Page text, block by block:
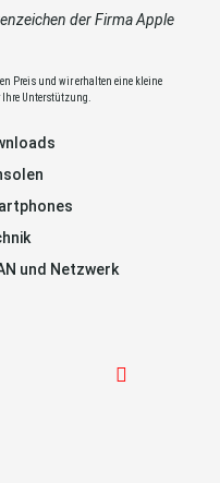
der Firma Apple
Preis und wir erhalten eine kleine
Unterstützung.
und Netzwerk